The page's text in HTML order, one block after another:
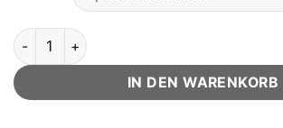
Langarm Body mit Stickerei in Grau-
IN DEN WARENKORB